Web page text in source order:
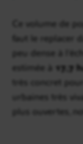
Ce volume de
faut le replacer
peu dense à
estimée à 17,7
très concret
urbaines très
plus ouvertes,